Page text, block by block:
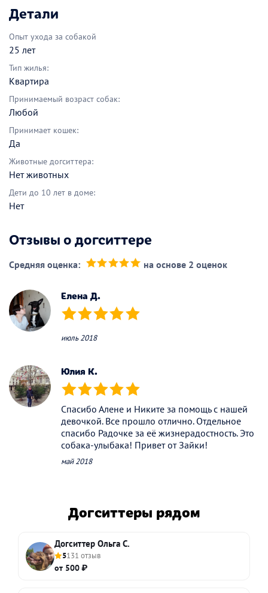
Детали
Опыт ухода за собакой
25 лет
Тип жилья:
Квартира
Принимаемый возраст собак:
Любой
Принимает кошек:
Да
Животные догситтера:
Нет животных
Дети до 10 лет в доме:
Нет
Отзывы о догситтере
Средняя оценка: на основе 2 оценок
Елена Д.
(*) (*) (*) (*) (*)
июль 2018
Юлия К.
(*) (*) (*) (*) (*)
Спасибо Алене и Никите за помощь с нашей
девочкой. Все прошло отлично. Отдельное
спасибо Радочке за её жизнерадостность. Это
собака-улыбака! Привет от Зайки!
май 2018
Догситтеры рядом
Догситтер Ольга С.
5131 отзыв
от 500 ₽